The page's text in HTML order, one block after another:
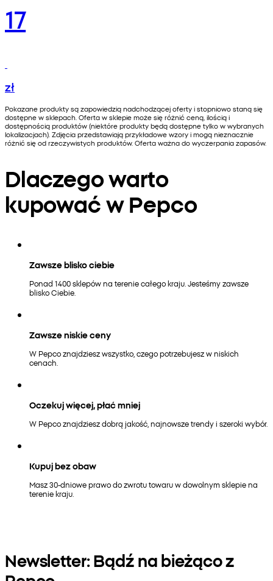
17
zł
Pokazane produkty są zapowiedzią nadchodzącej oferty i stopniowo staną się
dostępne w sklepach. Oferta w sklepie może się różnić ceną, ilością i
dostępnością produktów (niektóre produkty będą dostępne tylko w wybranych
lokalizacjach). Zdjęcia przedstawiają przykładowe wzory i mogą nieznacznie
różnić się od rzeczywistych produktów. Oferta ważna do wyczerpania zapasów.
Dlaczego warto
kupować w Pepco
Zawsze blisko ciebie
Ponad 1400 sklepów na terenie całego kraju. Jesteśmy zawsze
blisko Ciebie.
Zawsze niskie ceny
W Pepco znajdziesz wszystko, czego potrzebujesz w niskich
cenach.
Oczekuj więcej, płać mniej
W Pepco znajdziesz dobrą jakość, najnowsze trendy i szeroki wybór.
Kupuj bez obaw
Masz 30-dniowe prawo do zwrotu towaru w dowolnym sklepie na
terenie kraju.
Newsletter: Bądź na bieżąco z